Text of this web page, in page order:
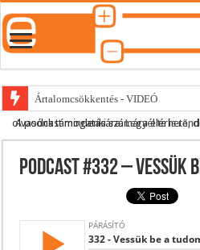
Ártalomcsökkentés - VIDEÓ
E-cigi használati szokások 2.0
Párásító podcast lejátszási lista
A podcast mindenki számára elérhető, de ehhez szükség van minél több olvasónk támogatására.Legyél te is
Podcast #332 – Vessük